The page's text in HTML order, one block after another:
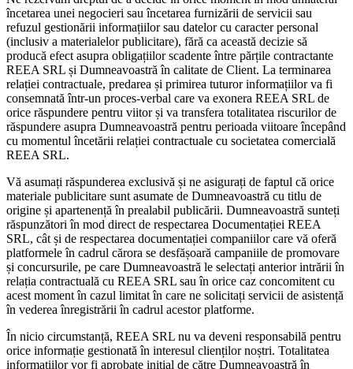
încetarea unei negocieri sau încetarea furnizării de servicii sau
refuzul gestionării informațiilor sau datelor cu caracter personal
(inclusiv a materialelor publicitare), fără ca această decizie să
producă efect asupra obligațiilor scadente între părțile contractante
REEA SRL și Dumneavoastră în calitate de Client. La terminarea
relației contractuale, predarea și primirea tuturor informațiilor va fi
consemnată într-un proces-verbal care va exonera REEA SRL de
orice răspundere pentru viitor și va transfera totalitatea riscurilor de
răspundere asupra Dumneavoastră pentru perioada viitoare începând
cu momentul încetării relației contractuale cu societatea comercială
REEA SRL.
Vă asumați răspunderea exclusivă și ne asigurați de faptul că orice
materiale publicitare sunt asumate de Dumneavoastră cu titlu de
origine și apartenență în prealabil publicării. Dumneavoastră sunteți
răspunzători în mod direct de respectarea Documentației REEA
SRL, cât și de respectarea documentației companiilor care vă oferă
platformele în cadrul cărora se desfășoară campaniile de promovare
și concursurile, pe care Dumneavoastră le selectați anterior intrării în
relația contractuală cu REEA SRL sau în orice caz concomitent cu
acest moment în cazul limitat în care ne solicitați servicii de asistență
în vederea înregistrării în cadrul acestor platforme.
În nicio circumstanță, REEA SRL nu va deveni responsabilă pentru
orice informație gestionată în interesul clienților noștri. Totalitatea
informațiilor vor fi aprobate inițial de către Dumneavoastră în